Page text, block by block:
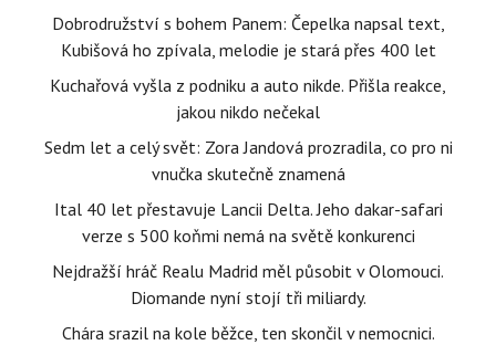
Dobrodružství s bohem Panem: Čepelka napsal text,
Kubišová ho zpívala, melodie je stará přes 400 let
Kuchařová vyšla z podniku a auto nikde. Přišla reakce,
jakou nikdo nečekal
Sedm let a celý svět: Zora Jandová prozradila, co pro ni
vnučka skutečně znamená
Ital 40 let přestavuje Lancii Delta. Jeho dakar-safari
verze s 500 koňmi nemá na světě konkurenci
Nejdražší hráč Realu Madrid měl působit v Olomouci.
Diomande nyní stojí tři miliardy.
Chára srazil na kole běžce, ten skončil v nemocnici.